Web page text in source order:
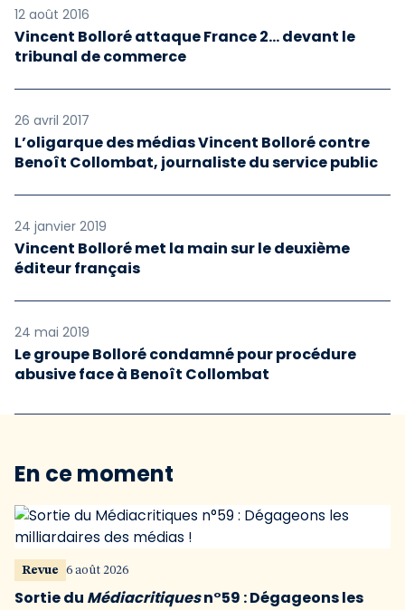
12 août 2016
Vincent Bolloré attaque France 2… devant le
tribunal de commerce
26 avril 2017
L’oligarque des médias Vincent Bolloré contre
Benoît Collombat, journaliste du service public
24 janvier 2019
Vincent Bolloré met la main sur le deuxième
éditeur français
24 mai 2019
Le groupe Bolloré condamné pour procédure
abusive face à Benoît Collombat
En ce moment
Revue 6 août 2026
Sortie du Médiacritiquesn°59 : Dégageons les